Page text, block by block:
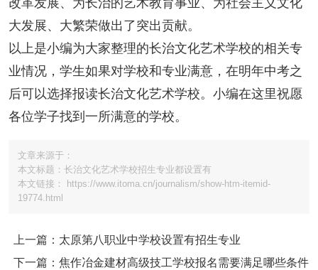
改革发展、为长治的艺术教育事业、为社会主义文化
大发展、大繁荣做出了突出贡献。
以上是小编为大家整理的长治文化艺术学校的相关专
业情况，学生如果对学校和专业满意，在明年中考之
后可以选择报读长治文化艺术学校。小编在这里祝愿
各位学子找到一所满意的学校。
文章来源于：
本文标题：长治文化艺术学校招生专业都设置有
本文链接： https://www.itoma.cn/journalism/show-htm-itemid-
19774.html
上一篇：太原第八职业中学校设置有招生专业
下一篇：焦作冶金建材高级技工学校报名需要满足哪些条件